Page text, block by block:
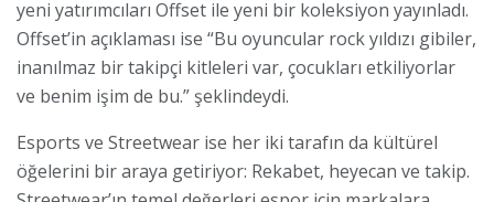
yeni yatırımcıları Offset ile yeni bir koleksiyon yayınladı.
Offset’in açıklaması ise “Bu oyuncular rock yıldızı gibiler,
inanılmaz bir takipçi kitleleri var, çocukları etkiliyorlar
ve benim işim de bu.” şeklindeydi.
Esports ve Streetwear ise her iki tarafın da kültürel
öğelerini bir araya getiriyor: Rekabet, heyecan ve takip.